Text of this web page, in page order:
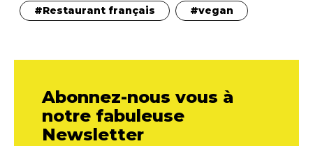
Restaurant français vegan
Abonnez-nous vous à
notre fabuleuse
Newsletter